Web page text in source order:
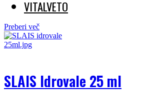
VITALVETO
Preberi več
SLAIS Idrovale 25 ml